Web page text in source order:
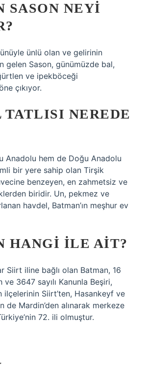
SASON NEYI
ünlü olan ve gelirinin
gelen Sason, günümüzde bal,
ve ipekböceği
çıkıyor.
TATLISI NEREDE
Anadolu hem de Doğu Anadolu
bir yere sahip olan Tirşik
benzeyen, en zahmetsiz ve
biridir. Un, pekmez ve
havdel, Batman’ın meşhur ev
HANGI ILE AIT?
Siirt iline bağlı olan Batman, 16
ve 3647 sayılı Kanunla Beşiri,
ilçelerinin Siirt’ten, Hasankeyf ve
de Mardin’den alınarak merkeze
72. ili olmuştur.